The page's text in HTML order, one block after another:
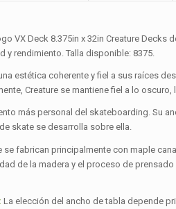
VX Deck 8.375in x 32in Creature
y rendimiento. Talla disponible: 8375.
estética coherente y fiel a sus raíces
Creature se mantiene fiel a lo
más personal del skateboarding. Su
skate se desarrolla sobre ella.
se fabrican principalmente con maple
de la madera y el proceso de
La elección del ancho de tabla depende